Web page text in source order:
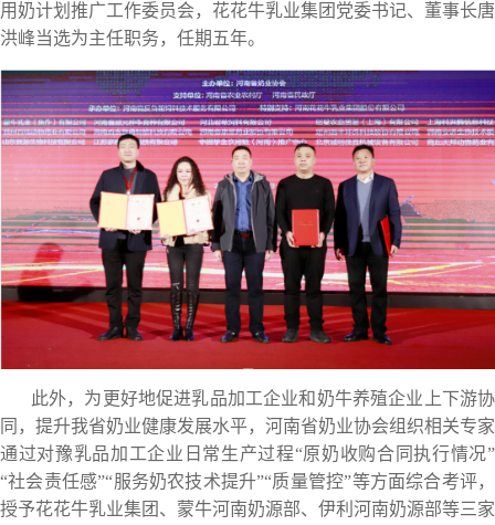
用奶计划推广工作委员会，花花牛乳业集团党委书记、董事长唐
洪峰当选为主任职务，任期五年。
此外，为更好地促进乳品加工企业和奶牛养殖企业上下游协
同，提升我省奶业健康发展水平，河南省奶业协会组织相关专家
通过对豫乳品加工企业日常生产过程“原奶收购合同执行情况”
“社会责任感”“服务奶农技术提升”“质量管控”等方面综合考评，
授予花花牛乳业集团、蒙牛河南奶源部、伊利河南奶源部等三家